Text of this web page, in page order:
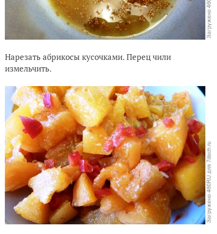
Нарезать абрикосы кусочками. Перец чили
измельчить.